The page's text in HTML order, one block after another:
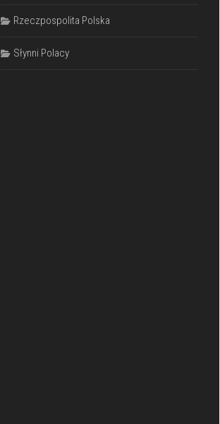
Rzeczpospolita Polska
Słynni Polacy